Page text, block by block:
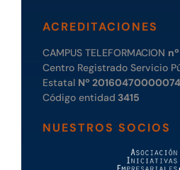
ACREDITACIONES
CAMPUS TELEFORMACION
Centro Registrado Servicio
Estatal Nº
Código entidad 3415
NUESTROS SOCIOS